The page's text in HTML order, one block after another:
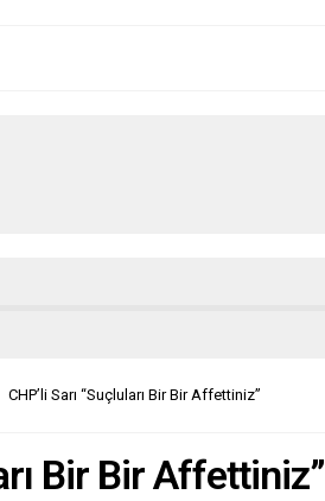
CHP’li Sarı “Suçluları Bir Bir Affettiniz”
Bir Bir Affettiniz”